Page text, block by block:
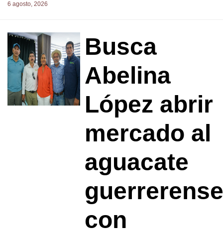
6 agosto, 2026
Busca
Abelina
López abrir
mercado al
aguacate
guerrerense
con